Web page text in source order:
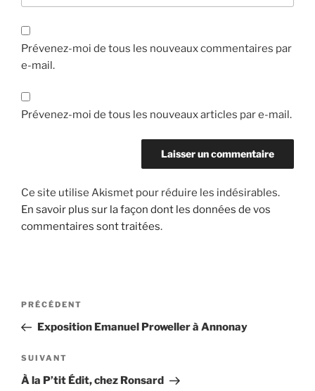
Prévenez-moi de tous les nouveaux commentaires par
e-mail.
Prévenez-moi de tous les nouveaux articles par e-mail.
Ce site utilise Akismet pour réduire les indésirables.
En savoir plus sur la façon dont les données de vos
commentaires sont traitées.
Navigation
l’article
Article
précédent
PRÉCÉDENT
Exposition Emanuel Proweller à Annonay
Article
suivant
SUIVANT
À la P’tit Édit, chez Ronsard